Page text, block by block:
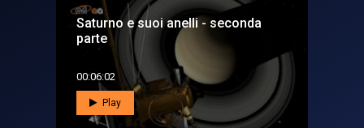
Saturno e suoi anelli - seconda
parte
00:06:02
Play